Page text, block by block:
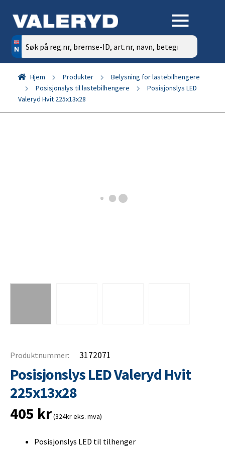
Søk
etter:
Hjem Produkter
Belysning for lastebilhengere
Posisjonslys til lastebilhengere
Posisjonslys LED
Valeryd Hvit 225x13x28
Produktnummer: 3172071
Posisjonslys LED Valeryd Hvit
225x13x28
405 kr(324kr eks. mva)
Posisjonslys LED til tilhenger